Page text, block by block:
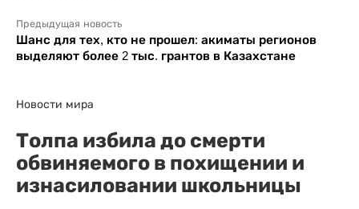
Предыдущая новость
Шанс для тех, кто не прошел: акиматы регионов
выделяют более 2 тыс. грантов в Казахстане
Новости мира
Толпа избила до смерти
обвиняемого в похищении и
изнасиловании школьницы